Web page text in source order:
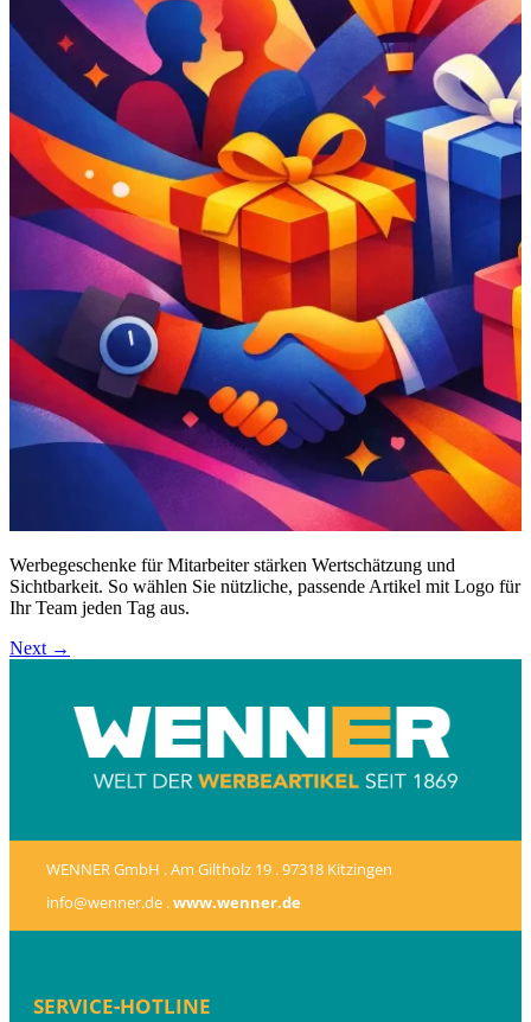
Werbegeschenke für Mitarbeiter stärken Wertschätzung und
Sichtbarkeit. So wählen Sie nützliche, passende Artikel mit Logo für
Ihr Team jeden Tag aus.
Next →
WENNER GmbH . Am Giltholz 19 . 97318 Kitzingen
info@wenner.de .www.wenner.de
SERVICE-HOTLINE